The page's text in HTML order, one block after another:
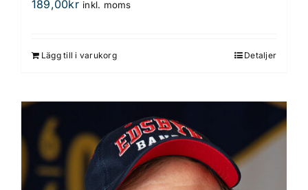
189,00kr inkl. moms
Lägg till i varukorg Detaljer